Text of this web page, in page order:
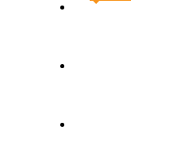
Nouveaux